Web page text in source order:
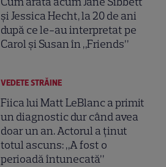
și Jessica Hecht, la 20 de ani
după ce le-au interpretat pe
Carol și Susan în „Friends”
VEDETE STRĂINE
Fiica lui Matt LeBlanc a primit
un diagnostic dur când avea
doar un an. Actorul a ținut
totul ascuns: „A fost o
perioadă întunecată”